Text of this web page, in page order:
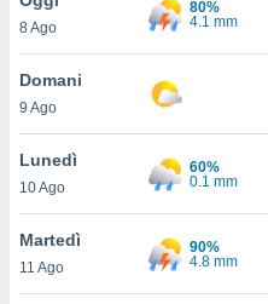
è
al sito
di
ci
di
il
8 Ago
80%
4.1 mm
Domani
9 Ago
Lunedì
10 Ago
60%
0.1 mm
Martedì
11 Ago
90%
4.8 mm